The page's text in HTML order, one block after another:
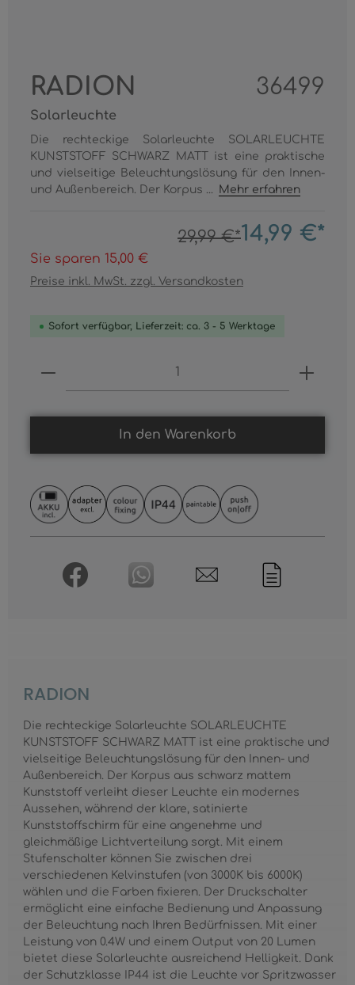
RADION 36499
Solarleuchte
Die rechteckige Solarleuchte SOLARLEUCHTE
KUNSTSTOFF SCHWARZ MATT ist eine praktische
und vielseitige Beleuchtungslösung für den Innen-
und Außenbereich. Der Korpus ...
Mehr erfahren
29,99 €*14,99 €*
Sie sparen 15,00 €
Preise inkl. MwSt. zzgl. Versandkosten
Sofort verfügbar, Lieferzeit: ca. 3 - 5 Werktage
Produkt Anzahl: Gib den
In den Warenkorb
RADION
Die rechteckige Solarleuchte SOLARLEUCHTE
KUNSTSTOFF SCHWARZ MATT ist eine praktische und
vielseitige Beleuchtungslösung für den Innen- und
Außenbereich. Der Korpus aus schwarz mattem
Kunststoff verleiht dieser Leuchte ein modernes
Aussehen, während der klare, satinierte
Kunststoffschirm für eine angenehme und
gleichmäßige Lichtverteilung sorgt. Mit einem
Stufenschalter können Sie zwischen drei
verschiedenen Kelvinstufen (von 3000K bis 6000K)
wählen und die Farben fixieren. Der Druckschalter
ermöglicht eine einfache Bedienung und Anpassung
der Beleuchtung nach Ihren Bedürfnissen. Mit einer
Leistung von 0.4W und einem Output von 20 Lumen
bietet diese Solarleuchte ausreichend Helligkeit. Dank
der Schutzklasse IP44 ist die Leuchte vor Spritzwasser